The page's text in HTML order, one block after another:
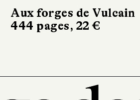
Aux forges de Vulcain
444 pages, 22 €